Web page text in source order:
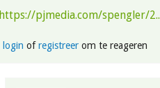
https://pjmedia.com/spengler/
login ofregistreerom te reageren